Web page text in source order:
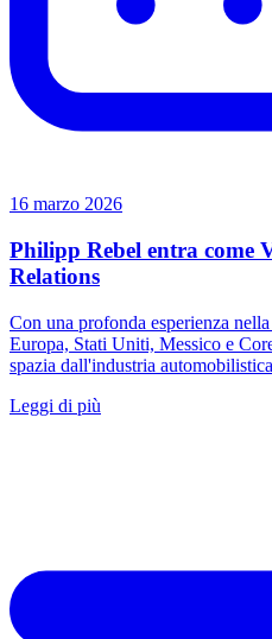
16 marzo 2026
Philipp Rebel entra come
Relations
Con una profonda esperienza
Europa, Stati Uniti, Messico e
spazia dall'industria
Leggi di più